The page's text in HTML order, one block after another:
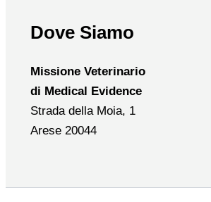
Dove Siamo
Missione Veterinario
di Medical Evidence
Strada della Moia, 1
Arese 20044